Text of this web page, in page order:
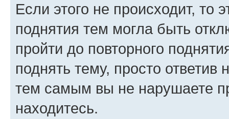
Если этого не происходит, то
поднятия тем могла быть
пройти до повторного
поднять тему, просто ответив
тем самым вы не нарушаете
находитесь.